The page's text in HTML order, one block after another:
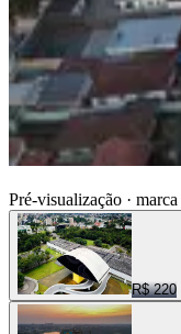
Pré-visualização ·
R$ 220